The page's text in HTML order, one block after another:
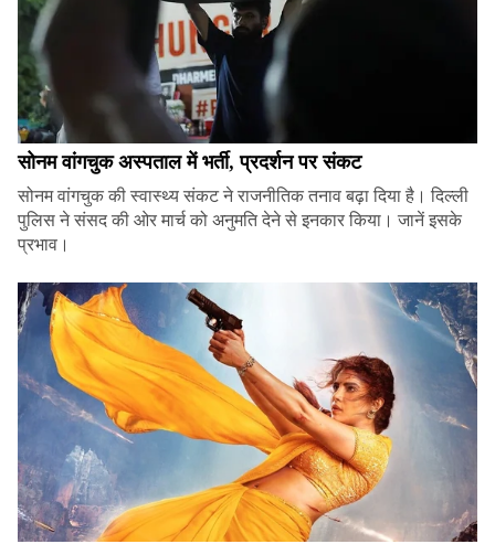
सोनम वांगचुक अस्पताल में भर्ती, प्रदर्शन पर संकट
सोनम वांगचुक की स्वास्थ्य संकट ने राजनीतिक तनाव बढ़ा दिया है। दिल्ली
पुलिस ने संसद की ओर मार्च को अनुमति देने से इनकार किया। जानें इसके
प्रभाव।